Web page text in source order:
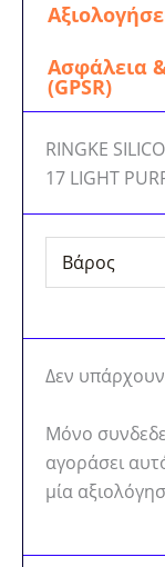
Ασφάλεια
(GPSR)
RINGKE
17 LIGHT
Βάρος
Δεν υπάρχουν
Μόνο
αγοράσει
μία